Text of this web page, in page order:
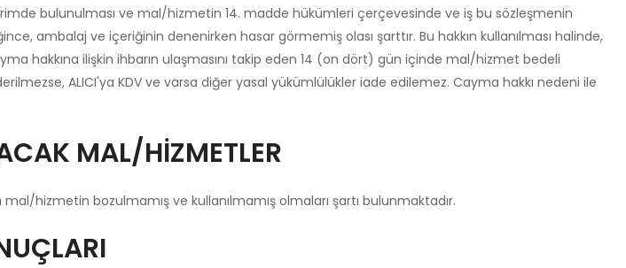
bulunulması ve mal/hizmetin 14. madde hükümleri çerçevesinde ve iş bu sözleşmenin
ambalaj ve içeriğinin denenirken hasar görmemiş olası şarttır. Bu hakkın kullanılması halinde,
hakkına ilişkin ihbarın ulaşmasını takip eden 14 (on dört) gün içinde mal/hizmet bedeli
ALICI'ya KDV ve varsa diğer yasal yükümlülükler iade edilemez. Cayma hakkı nedeni ile
MAL/HİZMETLER
hizmetin bozulmamış ve kullanılmamış olmaları şartı bulunmaktadır.